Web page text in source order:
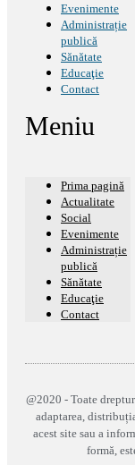
Evenimente
Administrație
publică
Sănătate
Educaţie
Contact
Meniu
Prima pagină
Actualitate
Social
Evenimente
Administrație
publică
Sănătate
Educaţie
Contact
@2020 - Toate
adaptarea,
acest site sau a
formă,